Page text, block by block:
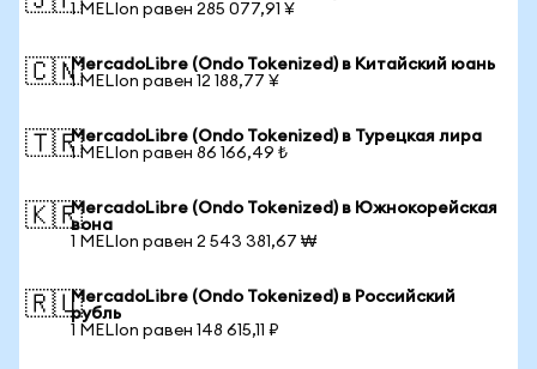
1 MELIon равен 285 077,91 ¥
🇨🇳MercadoLibre (Ondo Tokenized) в Китайский юань
1 MELIon равен 12 188,77 ¥
🇹🇷MercadoLibre (Ondo Tokenized) в Турецкая лира
1 MELIon равен 86 166,49 ₺
🇰🇷MercadoLibre (Ondo Tokenized) в Южнокорейская
вона
1 MELIon равен 2 543 381,67 ₩
🇷🇺MercadoLibre (Ondo Tokenized) в Российский
рубль
1 MELIon равен 148 615,11 ₽